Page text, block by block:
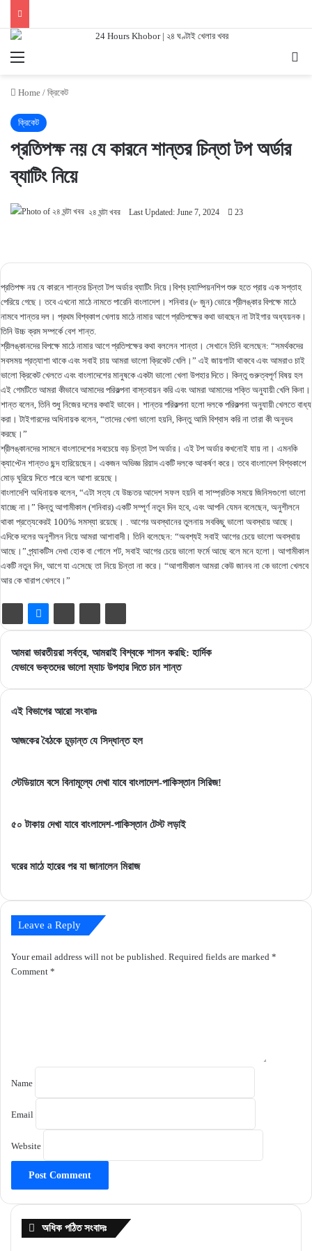
Menu
Home / ক্রিকেট
ক্রিকেট
প্রতিপক্ষ নয় যে কারনে শান্তর চিন্তা টপ অর্ডার
ব্যাটিং নিয়ে
২৪ ঘন্টা খবর Last Updated: June 7, 2024 23
প্রতিপক্ষ নয় যে কারনে শান্তর চিন্তা টপ অর্ডার ব্যাটিং নিয়ে।বিশ্ব চ্যাম্পিয়নশিপ শুরু হতে প্রায় এক সপ্তাহ
পেরিয়ে গেছে। তবে এখনো মাঠে নামতে পারেনি বাংলাদেশ। শনিবার (৮ জুন) ভোরে শ্রীলঙ্কার বিপক্ষে মাঠে
নামবে শান্তর দল। প্রথম বিশ্বকাপ খেলায় মাঠে নামার আগে প্রতিপক্ষের কথা ভাবছেন না টাইগার অধ্যয়নক।
তিনি উচ্চ ক্রম সম্পর্কে বেশ শান্ত.
শ্রীলঙ্কানদের বিপক্ষে মাঠে নামার আগে প্রতিপক্ষের কথা বললেন শান্তা। সেখানে তিনি বলেছেন: “সমর্থকদের
সবসময় প্রত্যাশা থাকে এবং সবাই চায় আমরা ভালো ক্রিকেট খেলি।” এই জায়গাটা থাকবে এবং আমরাও চাই
ভালো ক্রিকেট খেলতে এবং বাংলাদেশের মানুষকে একটা ভালো খেলা উপহার দিতে। কিন্তু গুরুত্বপূর্ণ বিষয় হল
এই গেমটিতে আমরা কীভাবে আমাদের পরিকল্পনা বাস্তবায়ন করি এবং আমরা আমাদের শক্তি অনুযায়ী খেলি কিনা।
শান্ত বলেন, তিনি শুধু নিজের দলের কথাই ভাবেন। শান্তর পরিকল্পনা হলো দলকে পরিকল্পনা অনুযায়ী খেলতে বাধ্য
করা। টাইগারদের অধিনায়ক বলেন, “তাদের খেলা ভালো হয়নি, কিন্তু আমি বিশ্বাস করি না তারা কী অনুভব
করছে।”
শ্রীলঙ্কানদের সামনে বাংলাদেশের সবচেয়ে বড় চিন্তা টপ অর্ডার। এই টপ অর্ডার কখনোই যায় না। এমনকি
ক্যাপ্টেন শান্তও ছন্দ হারিয়েছেন। একজন অভিজ্ঞ রিয়াদ একটি দলকে আকর্ষণ করে। তবে বাংলাদেশ বিশ্বকাপে
মোড় ঘুরিয়ে দিতে পারে বলে আশা রয়েছে।
বাংলাদেশি অধিনায়ক বলেন, “এটা সত্য যে উচ্চতর আদেশ সফল হয়নি বা সাম্প্রতিক সময়ে জিনিসগুলো ভালো
যাচ্ছে না।” কিন্তু আগামীকাল (শনিবার) একটি সম্পূর্ণ নতুন দিন হবে, এবং আপনি যেমন বলেছেন, অনুশীলনে
থাকা প্রত্যেকেরই 100% সমস্যা রয়েছে। . আগের অবস্থানের তুলনায় সবকিছু ভালো অবস্থায় আছে।
এদিকে দলের অনুশীলন নিয়ে আমরা আশাবাদী। তিনি বলেছেন: “অবশ্যই সবাই আগের চেয়ে ভালো অবস্থায়
আছে।” প্র্যাকটিস দেখা হোক বা গোলে শট, সবাই আগের চেয়ে ভালো ফর্মে আছে বলে মনে হলো। আগামীকাল
একটি নতুন দিন, আগে যা এসেছে তা নিয়ে চিন্তা না করে। “আগামীকাল আমরা কেউ জানব না কে ভালো খেলবে
আর কে খারাপ খেলবে।”
আমরা
ভারতীয়রা
বিশ্বকে
করছি:
আমরা ভারতীয়রা সর্বত্র, আমরাই বিশ্বকে শাসন করছি: হার্দিক
যেভাবে
ম্যাচ
দিতে
যেভাবে ভক্তদের ভালো ম্যাচ উপহার দিতে চান শান্ত
এই বিভাগের আরো সংবাদঃ
আজকের বৈঠকে চূড়ান্ত যে সিদ্ধান্ত হল
স্টেডিয়ামে বসে বিনামূল্যে দেখা যাবে বাংলাদেশ-পাকিস্তান সিরিজ!
৫০ টাকায় দেখা যাবে বাংলাদেশ-পাকিস্তান টেস্ট লড়াই
ঘরের মাঠে হারের পর যা জানালেন মিরাজ
Leave a Reply
Your email address will not be published. Required fields are marked *
Comment *
Name
Email
Website
অধিক পঠিত সংবাদঃ